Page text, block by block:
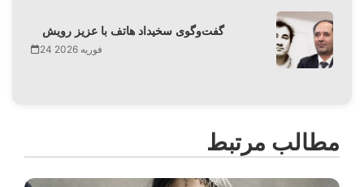
گفت‌وگوی سخیداد هاتف با عزیز رویش
24 فوریه 2026
مطالب مرتبط